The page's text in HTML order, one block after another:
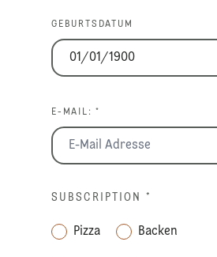
GEBURTSDATUM
E-MAIL: *
SUBSCRIPTION *
Pizza Backen